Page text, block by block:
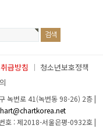
급방침
청소년보호정책
녹번로 41(녹번동 98-26) 2층|
호 : 제2018-서울은평-0932호|